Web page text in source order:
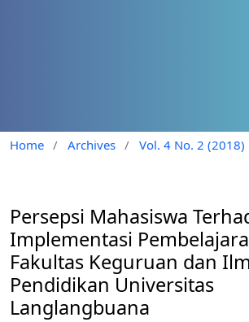
Home / Archives / Vol. 4 No. 2 (2018)
Persepsi Mahasiswa
Implementasi
Fakultas Keguruan dan
Pendidikan Universitas
Langlangbuana